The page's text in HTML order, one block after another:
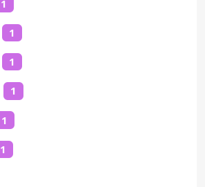
1
1
1
1
1
1